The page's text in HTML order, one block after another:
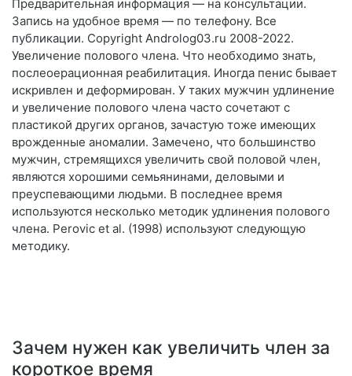
Предварительная информация — на консультации.
Запись на удобное время — по телефону. Все
публикации. Copyright Androlog03.ru 2008-2022.
Увеличение полового члена. Что необходимо знать,
послеоерационная реабилитация. Иногда пенис бывает
искривлен и деформирован. У таких мужчин удлинение
и увеличение полового члена часто сочетают с
пластикой других органов, зачастую тоже имеющих
врожденные аномалии. Замечено, что большинство
мужчин, стремящихся увеличить свой половой член,
являются хорошими семьянинами, деловыми и
преуспевающими людьми. В последнее время
используются несколько методик удлинения полового
члена. Perovic et al. (1998) используют следующую
методику.
Зачем нужен как увеличить член за
короткое время